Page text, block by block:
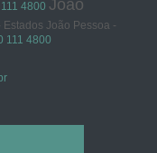
4800 João
João Pessoa -
111 4800